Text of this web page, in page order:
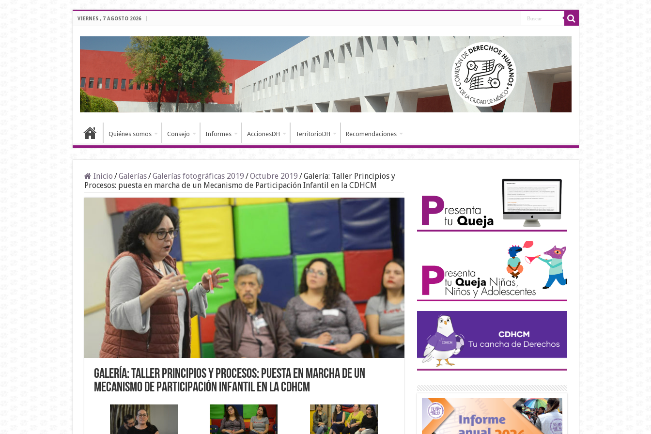
VIERNES , 7 AGOSTO 2026
Quiénes somos Consejo Informes AccionesDH TerritorioDH Recomendaciones
Inicio /Galerías/Galerías fotográficas 2019 /Octubre 2019 /Galería: Taller Principios y
Procesos: puesta en marcha de un Mecanismo de Participación Infantil en la CDHCM
Galería: Taller Principios y Procesos: puesta en marcha de un
Mecanismo de Participación Infantil en la CDHCM